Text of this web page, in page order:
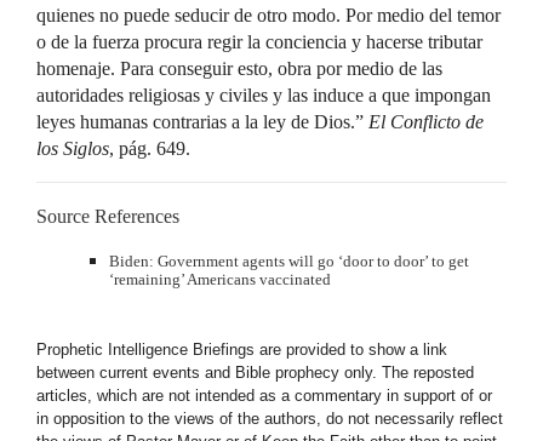
quienes no puede seducir de otro modo. Por medio del temor
o de la fuerza procura regir la conciencia y hacerse tributar
homenaje. Para conseguir esto, obra por medio de las
autoridades religiosas y civiles y las induce a que impongan
leyes humanas contrarias a la ley de Dios.” El Conflicto de
los Siglos, pág. 649.
Source References
Biden: Government agents will go ‘door to door’ to get
‘remaining’ Americans vaccinated
Prophetic Intelligence Briefings are provided to show a link
between current events and Bible prophecy only. The reposted
articles, which are not intended as a commentary in support of or
in opposition to the views of the authors, do not necessarily reflect